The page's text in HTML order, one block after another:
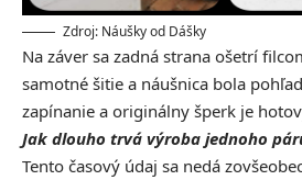
Zdroj: Náušky od Dášky
Na záver sa zadná strana ošetrí
samotné šitie a náušnica bola
zapínanie a originálny šperk je
Jak dlouho trvá výroba jednoho
Tento časový údaj sa nedá